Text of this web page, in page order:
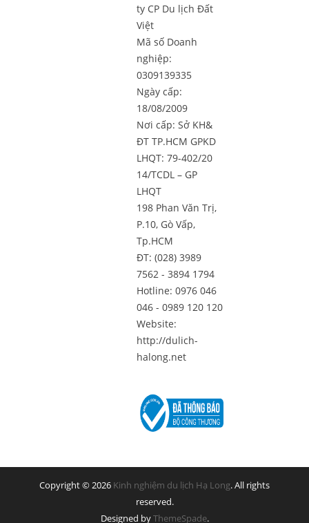
ty CP Du lịch Đất
Việt
Mã số Doanh
nghiệp:
0309139335
Ngày cấp:
18/08/2009
Nơi cấp: Sở KH&
ĐT TP.HCM GPKD
LHQT: 79-402/20
14/TCDL – GP
LHQT
198 Phan Văn Trị,
P.10, Gò Vấp,
Tp.HCM
ĐT: (028) 3989
7562 - 3894 1794
Hotline: 0976 046
046 - 0989 120 120
Website:
http://dulich-
halong.net
Copyright © 2026 Kinh nghiệm du lịch Hạ Long. All rights
reserved.
Designed byThemeSpade.